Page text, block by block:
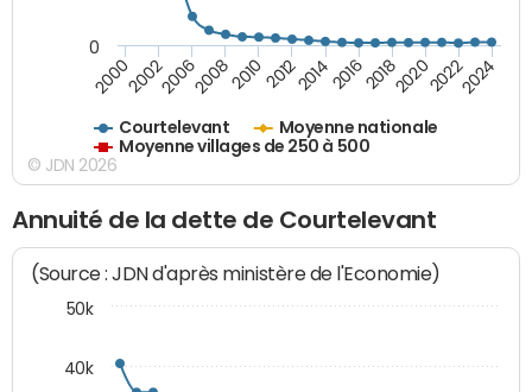
Courtelevant
Moyenne nationale
Moyenne villages de 250 à 500
200020022006200820102012201420162018202020222024
0
© JDN 2026
Annuité de la dette de Courtelevant
(Source : JDN d'après ministère de l'Economie)
40k
50k